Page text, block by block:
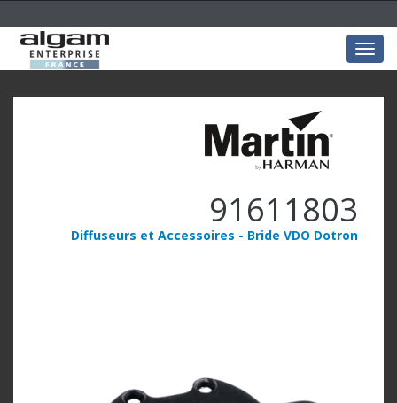
91611803
Diffuseurs et Accessoires - Bride VDO Dotron